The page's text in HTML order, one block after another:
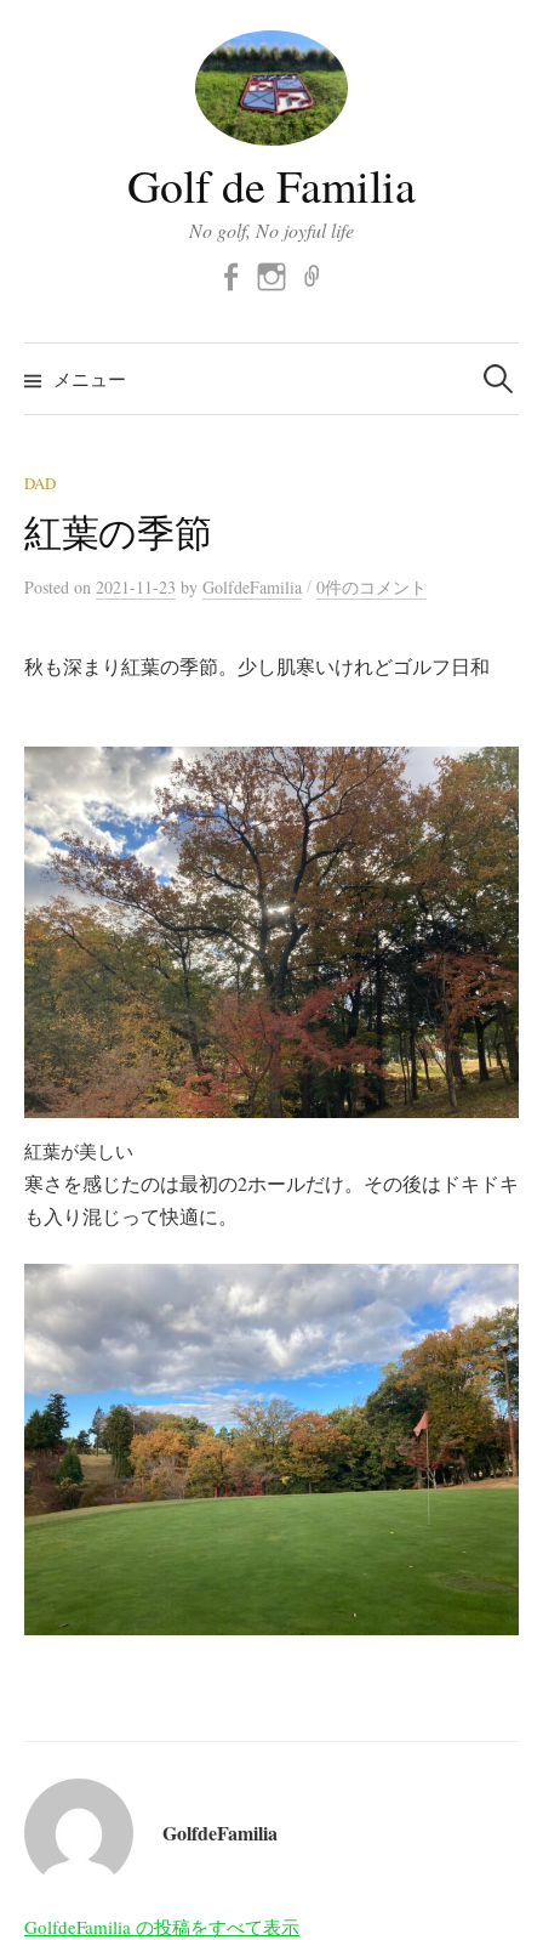
Golf de Familia
No golf, No joyful life
FacebookInstagram
メニュー
検
索:
DAD
紅葉の季節
Posted on 2021-11-23 by GolfdeFamilia / 0件のコメント
秋も深まり紅葉の季節。少し肌寒いけれどゴルフ日和
紅葉が美しい
寒さを感じたのは最初の2ホールだけ。その後はドキドキ
も入り混じって快適に。
GolfdeFamilia
GolfdeFamilia の投稿をすべて表示